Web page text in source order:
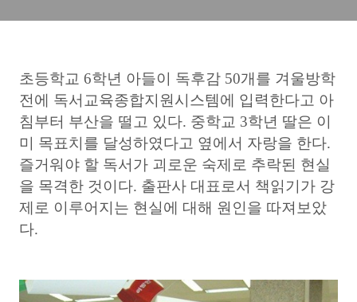
초등학교 6학년 아들이 독후감 50개를 겨울방학
전에 독서교육종합지원시스템에 입력한다고 아
침부터 부산을 떨고 있다. 중학교 3학년 딸은 이
미 목표치를 달성하였다고 옆에서 자랑을 한다.
즐거워야 할 독서가 괴로운 숙제로 추락된 현실
을 목격한 것이다. 출판사 대표로서 책읽기가 강
제로 이루어지는 현실에 대해 원인을 따져보았
다.